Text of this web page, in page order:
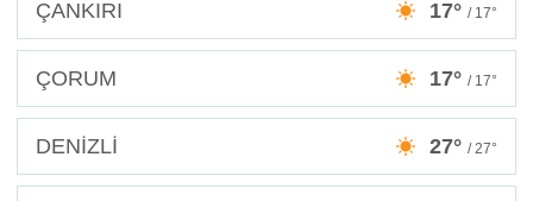
ÇANKIRI 17° / 17°
ÇORUM 17° / 17°
DENİZLİ 27° / 27°